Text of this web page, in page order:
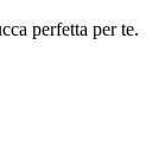
perfetta per te.